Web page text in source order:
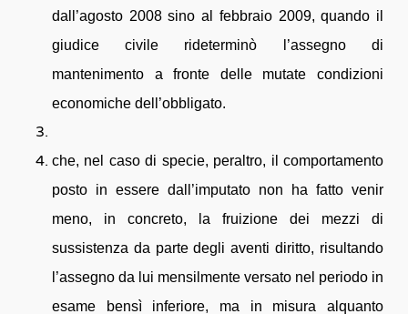
dall’agosto 2008 sino al febbraio 2009, quando il
giudice civile rideterminò l’assegno di
mantenimento a fronte delle mutate condizioni
economiche dell’obbligato.
che, nel caso di specie, peraltro, il comportamento
posto in essere dall’imputato non ha fatto venir
meno, in concreto, la fruizione dei mezzi di
sussistenza da parte degli aventi diritto, risultando
l’assegno da lui mensilmente versato nel periodo in
esame bensì inferiore, ma in misura alquanto